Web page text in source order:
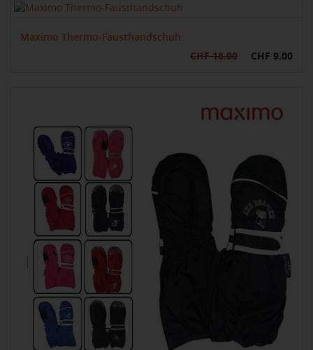
Maximo Thermo-Fausthandschuh
CHF 18.00
CHF 9.00